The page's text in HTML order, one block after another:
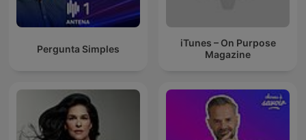
Pergunta Simples
iTunes – On Purpose
Magazine